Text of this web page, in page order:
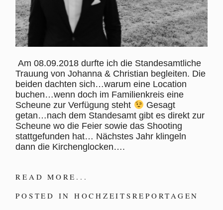
Am 08.09.2018 durfte ich die Standesamtliche
Trauung von Johanna & Christian begleiten. Die
beiden dachten sich…warum eine Location
buchen…wenn doch im Familienkreis eine
Scheune zur Verfügung steht
Gesagt
getan…nach dem Standesamt gibt es direkt zur
Scheune wo die Feier sowie das Shooting
stattgefunden hat… Nächstes Jahr klingeln
dann die Kirchenglocken….
READ MORE...
POSTED IN HOCHZEITSREPORTAGEN